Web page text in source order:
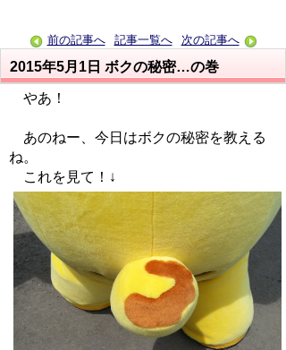
前の記事へ 記事一覧へ 次の記事へ
2015年5月1日 ボクの秘密…の巻
やあ！
あのねー、今日はボクの秘密を教える
ね。
これを見て！↓